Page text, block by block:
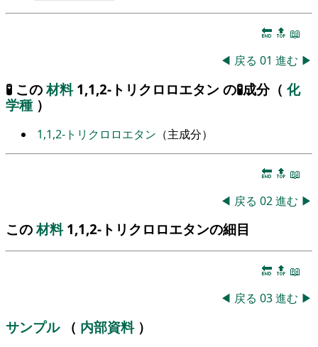
🔚 🔝 📖
◀ 戻る 01 進む ▶
🧪 この材料 1,1,2-トリクロロエタン の🧪成分（ 化
学種 ）
1,1,2-トリクロロエタン （主成分）
🔚 🔝 📖
◀ 戻る 02進む ▶
この材料 1,1,2-トリクロロエタンの細目
🔚 🔝 📖
◀ 戻る 03進む ▶
サンプル （ 内部資料 ）